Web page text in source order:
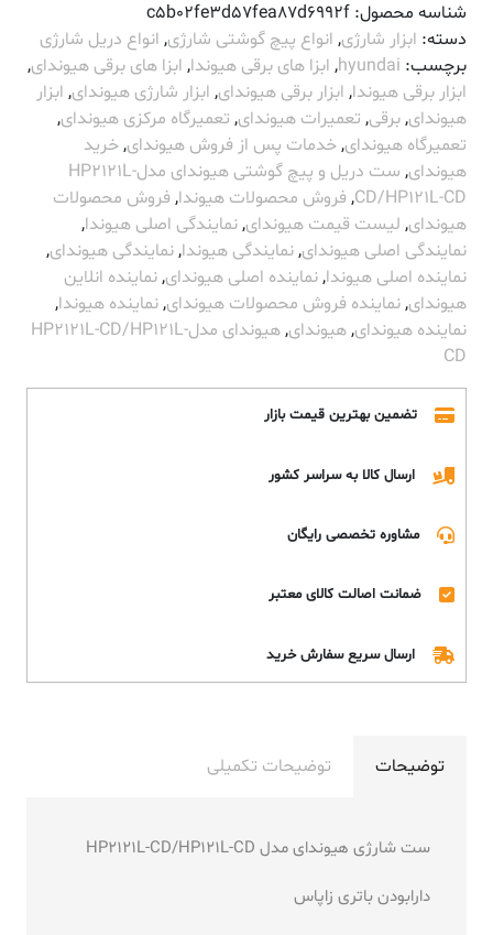
شناسه محصول: c5b02fe3d57fea87d6992f
دسته: ابزار شارژی, انواع پیچ گوشتی شارژی, انواع دریل شارژی
برچسب: hyundai
, ابزا های برقی هیوندا, ابزا های برقی هیوندای,
ابزار برقی هیوندا, ابزار برقی هیوندای, ابزار شارژی هیوندای, ابزار
هیوندای,برقی, تعمیرات هیوندای, تعمیرگاه مرکزی هیوندای,
تعمیرگاه هیوندای,خدمات پس از فروش هیوندای,خرید
هیوندای,
ست دریل و پیچ گوشتی هیوندای مدلHP2121L-
CD/HP121L-CD
, فروش محصولات هیوندا, فروش محصولات
هیوندای, لیست قیمت هیوندای,نمایندگی اصلی هیوندا,
نمایندگی اصلی هیوندای,نمایندگی هیوندا,نمایندگی هیوندای,
نماینده اصلی هیوندا,نماینده اصلی هیوندای,نماینده انلاین
هیوندای,نماینده فروش محصولات هیوندای,نماینده هیوندا,
نماینده هیوندای,هیوندای,
هیوندای مدلHP2121L-CD/HP121L-
CD
تضمین بهترین قیمت بازار
ارسال کالا به سراسر کشور
مشاوره تخصصی رایگان
ضمانت اصالت کالای معتبر
ارسال سریع سفارش خرید
توضیحات توضیحات تکمیلی
ست شارژی هیوندای مدل HP2121L-CD/HP121L-CD
دارابودن باتری زاپاس